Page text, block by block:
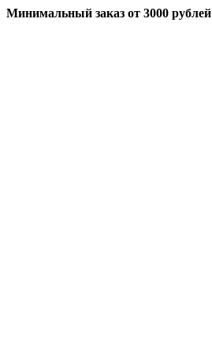
Минимальный заказ от 3000 рублей